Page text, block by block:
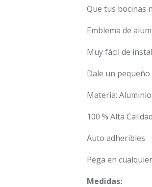
Que tus bocinas
Emblema de
Muy fácil de
Dale un
Materia: Aluminio.
100 % Alta Calidad
Auto adheribles
Pega en
Medidas: